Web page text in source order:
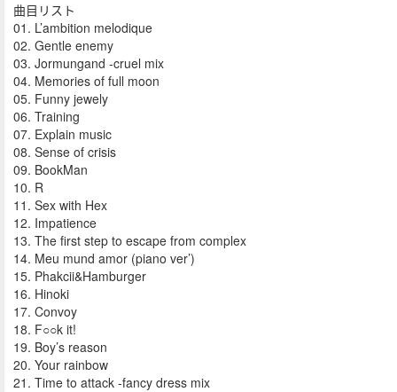
曲目リスト
01. L’ambition melodique
02. Gentle enemy
03. Jormungand -cruel mix
04. Memories of full moon
05. Funny jewely
06. Training
07. Explain music
08. Sense of crisis
09. BookMan
10. R
11. Sex with Hex
12. Impatience
13. The first step to escape from complex
14. Meu mund amor (piano ver’)
15. Phakcii&Hamburger
16. Hinoki
17. Convoy
18. F○○k it!
19. Boy’s reason
20. Your rainbow
21. Time to attack -fancy dress mix